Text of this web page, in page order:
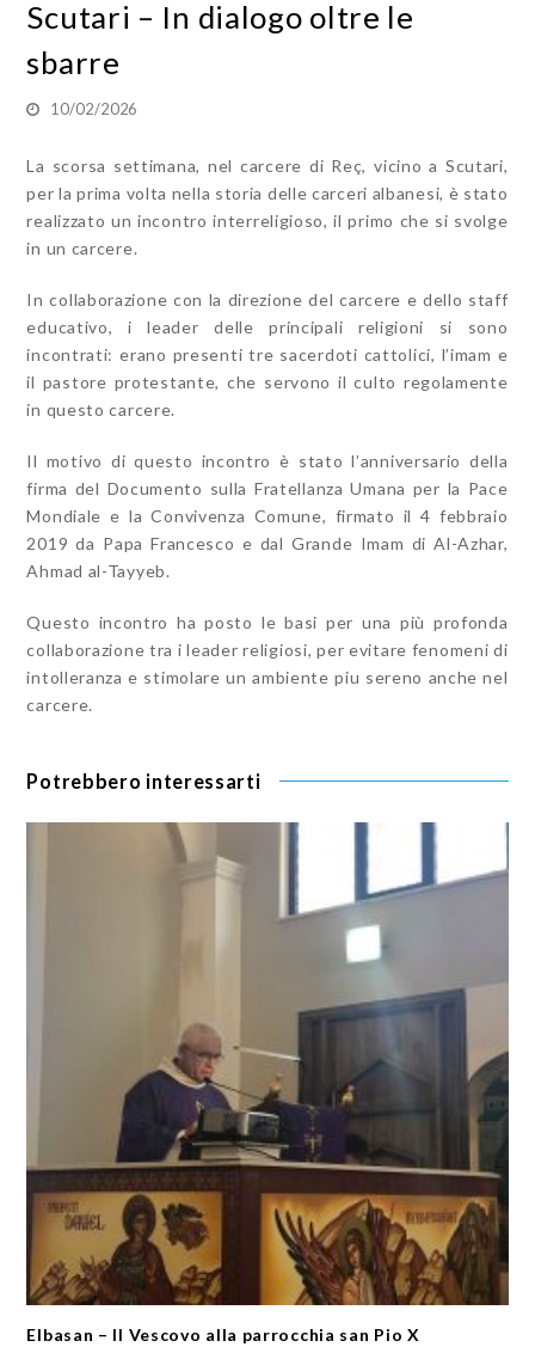
Scutari – In dialogo oltre le
sbarre
10/02/2026
La scorsa settimana, nel carcere di Reç, vicino a Scutari,
per la prima volta nella storia delle carceri albanesi, è stato
realizzato un incontro interreligioso, il primo che si svolge
in un carcere.
In collaborazione con la direzione del carcere e dello staff
educativo, i leader delle principali religioni si sono
incontrati: erano presenti tre sacerdoti cattolici, l’imam e
il pastore protestante, che servono il culto regolamente
in questo carcere.
Il motivo di questo incontro è stato l’anniversario della
firma del Documento sulla Fratellanza Umana per la Pace
Mondiale e la Convivenza Comune, firmato il 4 febbraio
2019 da Papa Francesco e dal Grande Imam di Al-Azhar,
Ahmad al-Tayyeb.
Questo incontro ha posto le basi per una più profonda
collaborazione tra i leader religiosi, per evitare fenomeni di
intolleranza e stimolare un ambiente piu sereno anche nel
carcere.
Potrebbero interessarti
Elbasan – Il Vescovo alla parrocchia san Pio X